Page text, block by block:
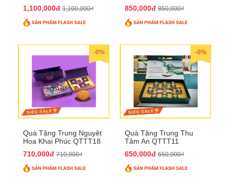
1,100,000đ 1,100,000₫
850,000đ 850,000₫
-0%
Quà Tặng Trung Nguyệt
Hoa Khai Phúc QTTT18
710,000đ 710,000₫
-0%
Quà Tặng Trung Thu
Tâm An QTTT11
650,000đ 650,000₫